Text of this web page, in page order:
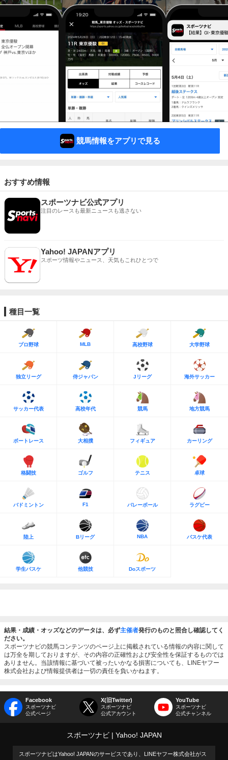
競馬情報をアプリで見る
おすすめ情報
スポーツナビ公式アプリ
注目のレースも最新ニュースも逃さない
Yahoo! JAPANアプリ
スポーツ情報やニュース、天気もこれひとつで
種目一覧
プロ野球 MLB 高校野球 大学野球
独立リーグ 侍ジャパン Jリーグ 海外サッカー
サッカー代表 高校年代 競馬 地方競馬
ボートレース 大相撲 フィギュア カーリング
格闘技 ゴルフ テニス 卓球
バドミントン F1 バレーボール ラグビー
陸上 Bリーグ NBA バスケ代表
学生バスケ 他競技 Doスポーツ
結果・成績・オッズなどのデータは、必ず主催者発行のものと照合し確認してく
ださい。
スポーツナビの競馬コンテンツのページ上に掲載されている情報の内容に関して
は万全を期しておりますが、その内容の正確性および安全性を保証するものでは
ありません。当該情報に基づいて被ったいかなる損害についても、LINEヤフー
株式会社および情報提供者は一切の責任を負いかねます。
Facebook
スポーツナビ
公式ページ
X(旧Twitter)
スポーツナビ
公式アカウント
YouTube
スポーツナビ
公式チャンネル
スポーツナビ Yahoo! JAPAN
スポーツナビはYahoo! JAPANのサービスであり、LINEヤフー株式会社がス